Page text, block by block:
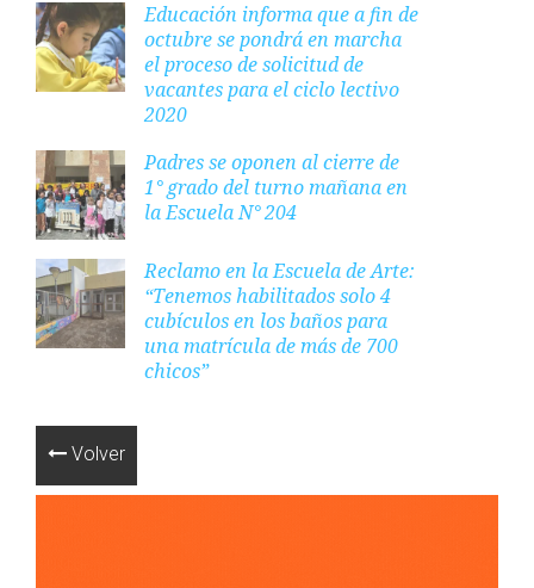
Educación informa que a fin de
octubre se pondrá en marcha
el proceso de solicitud de
vacantes para el ciclo lectivo
2020
Padres se oponen al cierre de
1° grado del turno mañana en
la Escuela N° 204
Reclamo en la Escuela de Arte:
“Tenemos habilitados solo 4
cubículos en los baños para
una matrícula de más de 700
chicos”
Volver